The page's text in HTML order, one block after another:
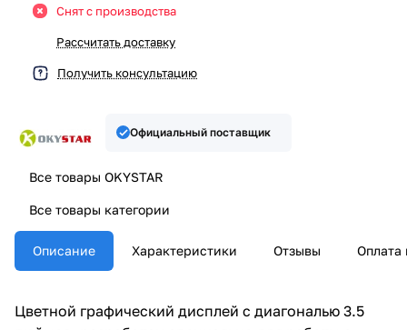
Снят с производства
Рассчитать доставку
Получить консультацию
Официальный поставщик
Все товары OKYSTAR
Все товары категории
Описание Характеристики Отзывы Оплата
Цветной графический дисплей с диагональю 3.5